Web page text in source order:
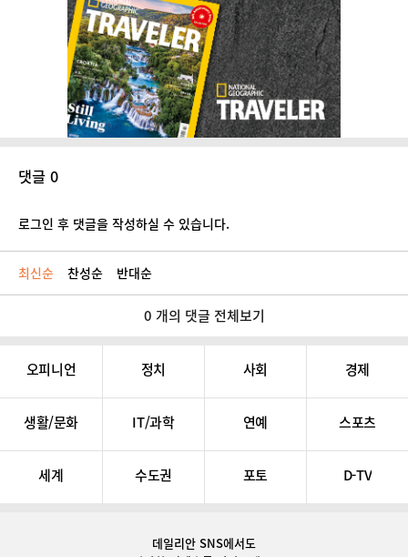
댓글 0
로그인 후 댓글을 작성하실 수 있습니다.
최신순 찬성순 반대순
0 개의 댓글 전체보기
오피니언 정치 사회 경제
생활/문화 IT/과학 연예 스포츠
세계 수도권 포토 D-TV
데일리안 SNS에서도